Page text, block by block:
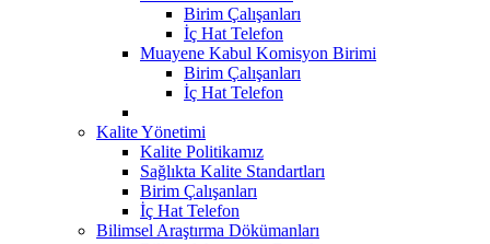
Birim Çalışanları
İç Hat Telefon
Muayene Kabul Komisyon Birimi
Birim Çalışanları
İç Hat Telefon
Kalite Yönetimi
Kalite Politikamız
Sağlıkta Kalite Standartları
Birim Çalışanları
İç Hat Telefon
Bilimsel Araştırma Dökümanları